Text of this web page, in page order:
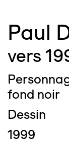
Paul
vers
fond noir
Dessin
1999